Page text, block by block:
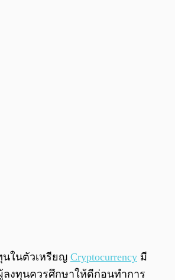
นในตัวเหรียญ Cryptocurrency มี
ลงทุนควรศึกษาให้ดีก่อนทำการ